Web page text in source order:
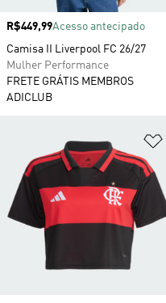
Preço
R$449,99Acesso antecipado
Camisa II Liverpool FC 26/27
Mulher Performance
FRETE GRÁTIS MEMBROS
ADICLUB